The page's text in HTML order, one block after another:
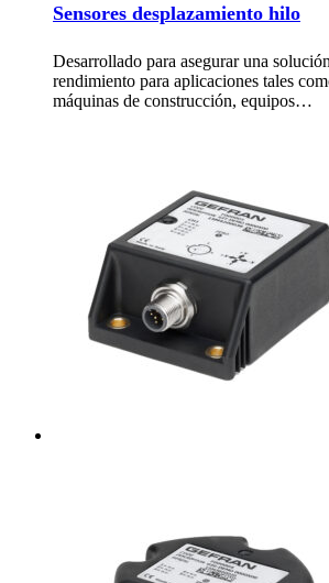
Sensores desplazamiento hilo
Desarrollado para asegurar una
rendimiento para aplicaciones tales
máquinas de construcción, equipos…